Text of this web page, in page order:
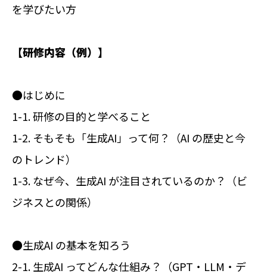
を学びたい方
【研修内容（例）】
●はじめに
1-1. 研修の目的と学べること
1-2. そもそも「生成AI」って何？（AI の歴史と今
のトレンド）
1-3. なぜ今、生成AI が注目されているのか？（ビ
ジネスとの関係）
●生成AI の基本を知ろう
2-1. 生成AI ってどんな仕組み？（GPT・LLM・デ